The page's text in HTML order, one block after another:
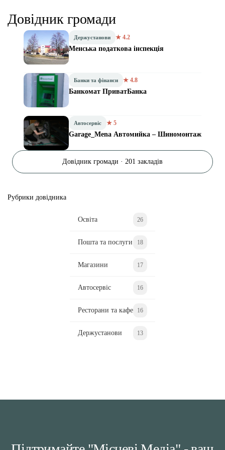
Довідник громади
Держустанови ★ 4.2
Менська податкова інспекція
Банки та фінанси ★ 4.8
Банкомат ПриватБанка
Автосервіс ★ 5
Garage_Mena Автомийка – Шиномонтаж
Довідник громади · 201 закладів
Рубрики довідника
Освіта 26
Пошта та послуги 18
Магазини 17
Автосервіс 16
Ресторани та кафе 16
Держустанови 13